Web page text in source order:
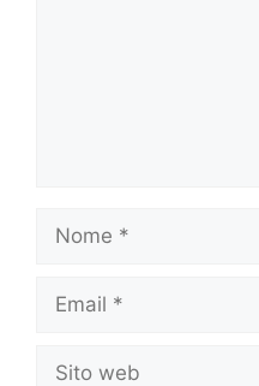
Nome
Email
Sito